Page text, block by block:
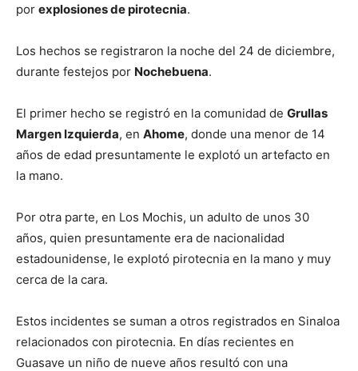
por explosiones de pirotecnia.
Los hechos se registraron la noche del 24 de diciembre,
durante festejos por Nochebuena.
El primer hecho se registró en la comunidad de Grullas
Margen Izquierda, en Ahome, donde una menor de 14
años de edad presuntamente le explotó un artefacto en
la mano.
Por otra parte, en Los Mochis, un adulto de unos 30
años, quien presuntamente era de nacionalidad
estadounidense, le explotó pirotecnia en la mano y muy
cerca de la cara.
Estos incidentes se suman a otros registrados en Sinaloa
relacionados con pirotecnia. En días recientes en
Guasave un niño de nueve años resultó con una